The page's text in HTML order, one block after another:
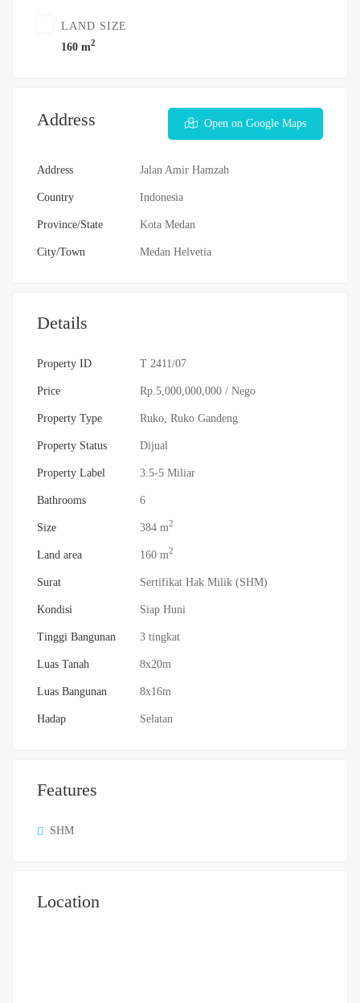
LAND SIZE
160 m2
Address Open on Google Maps
Address Jalan Amir Hamzah
Country Indonesia
Province/State Kota Medan
City/Town Medan Helvetia
Details
Property ID T 2411/07
Price Rp.5,000,000,000 / Nego
Property Type Ruko Ruko Gandeng
Property Status Dijual
Property Label 3.5-5 Miliar
Bathrooms 6
Size 384 m2
Land area 160 m2
Surat Sertifikat Hak Milik (SHM)
Kondisi Siap Huni
Tinggi Bangunan 3 tingkat
Luas Tanah 8x20m
Luas Bangunan 8x16m
Hadap Selatan
Features
SHM
Location